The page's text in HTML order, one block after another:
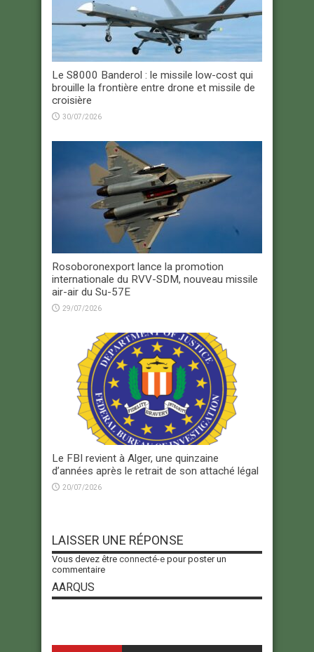
Le S8000 Banderol : le missile low-cost qui
brouille la frontière entre drone et missile de
croisière
30/07/2026
Rosoboronexport lance la promotion
internationale du RVV-SDM, nouveau missile
air-air du Su-57E
29/07/2026
Le FBI revient à Alger, une quinzaine
d’années après le retrait de son attaché légal
20/07/2026
LAISSER UNE RÉPONSE
Vous devez être connecté-e pour poster un
commentaire
AARQUS